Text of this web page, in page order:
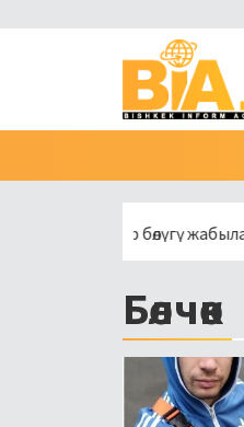
бир бөлүгү жабылат
Бөлчөк